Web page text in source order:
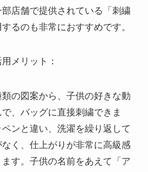
店舗で提供されている「刺繍
るのも非常におすすめです。
メリット：
の図案から、子供の好きな動
、バッグに直接刺繍できま
ンと違い、洗濯を繰り返して
く、仕上がりが非常に高級感
す。子供の名前をあえて「ア